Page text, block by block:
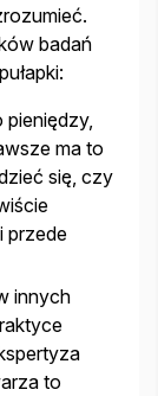
badań
ma to
się, czy
przede
innych
to